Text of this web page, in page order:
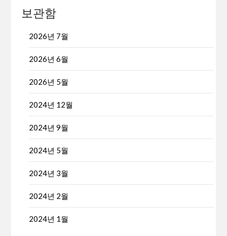
보관함
2026년 7월
2026년 6월
2026년 5월
2024년 12월
2024년 9월
2024년 5월
2024년 3월
2024년 2월
2024년 1월